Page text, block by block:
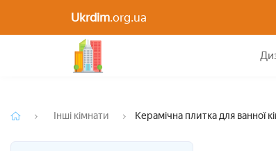
Ukrdim.org.ua
Назад
Інші кімнати Керамічна плитка для ванної